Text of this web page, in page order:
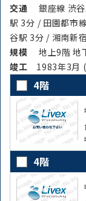
交通
銀座線 渋
駅 3分 / 田園都市
谷駅 3分 / 湘南新
規模
地上9階 地
竣⼯ 1983年3月
4階
4階